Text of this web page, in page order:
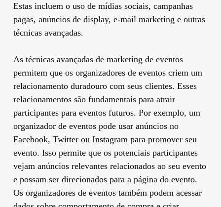
Estas incluem o uso de mídias sociais, campanhas
pagas, anúncios de display, e-mail marketing e outras
técnicas avançadas.
As técnicas avançadas de marketing de eventos
permitem que os organizadores de eventos criem um
relacionamento duradouro com seus clientes. Esses
relacionamentos são fundamentais para atrair
participantes para eventos futuros. Por exemplo, um
organizador de eventos pode usar anúncios no
Facebook, Twitter ou Instagram para promover seu
evento. Isso permite que os potenciais participantes
vejam anúncios relevantes relacionados ao seu evento
e possam ser direcionados para a página do evento.
Os organizadores de eventos também podem acessar